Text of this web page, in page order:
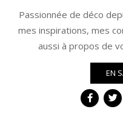
Passionnée de déco
mes inspirations, mes
aussi à propos de
EN